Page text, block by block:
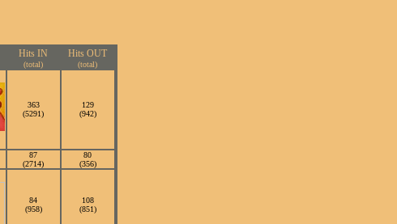
Hits IN
(total)
Hits OUT
(total)
363
(5291)
129
(942)
87
(2714)
80
(356)
84
(958)
108
(851)